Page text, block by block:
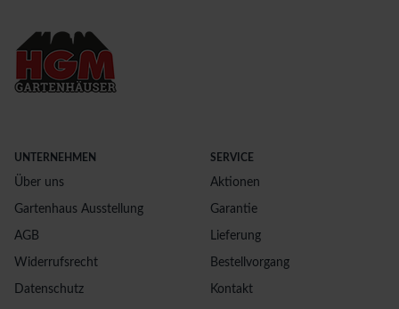
UNTERNEHMEN
Über uns
Gartenhaus Ausstellung
AGB
Widerrufsrecht
Datenschutz
SERVICE
Aktionen
Garantie
Lieferung
Bestellvorgang
Kontakt